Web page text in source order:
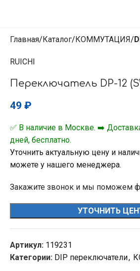
Главная Каталог КОММУТАЦИЯ
RUICHI
Переключатель DP-12
49 ₽
✅ В наличие в Москве. ➡️
дней, бесплатно.
Уточнить актуальную цену и
можете у нашего менеджера.
Закажите звонок и мы поможем
УТОЧНИТЬ
Артикул: 119231
Категории: DIP переключатели,